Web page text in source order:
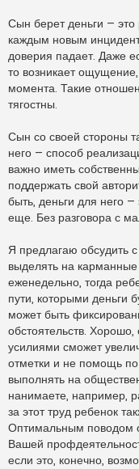
Сын берет деньги –
каждым новым
доверия падает. Даже
то возникает
момента. Такие
тягостны.
Сын со своей стороны
него – способ
важно иметь
поддержать свой
быть, деньги для него
еще. Без разговора с
Я предлагаю обсудить
выделять на
еженедельно, тогда
пути, которыми деньги
может быть
обстоятельств.
усилиями сможет
отметки и не помощь
выполнять на
нанимаете, например,
за этот труд ребенок
Оптимальным поводом
Вашей
если это, конечно,